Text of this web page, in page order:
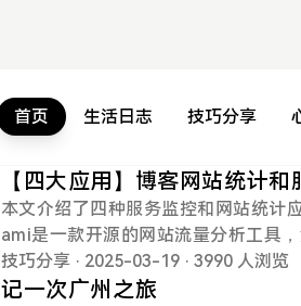
首页 生活日志 技巧分享
【四大应用】博客网站统计和
本文介绍了四种服务监控和网站统
ami是一款开源的网站流量分析工具
持多协议监控；Uptim...
技巧分享 · 2025-03-19 · 3990 人浏览
记一次广州之旅